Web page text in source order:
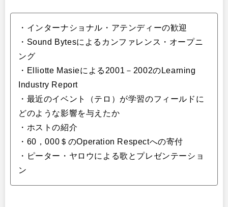
・インターナショナル・アテンディーの歓迎
・Sound Bytesによるカンファレンス・オープニ
ング
・Elliotte Masieによる2001－2002のLearning
Industry Report
・最近のイベント（テロ）が学習のフィールドに
どのような影響を与えたか
・ホストの紹介
・60，000＄のOperation Respectへの寄付
・ピーター・ヤロウによる歌とプレゼンテーショ
ン